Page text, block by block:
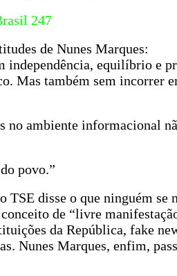
247
de Nunes Marques:
independência, equilíbrio e
Mas também sem incorrer
no ambiente informacional
povo.”
TSE disse o que ninguém
de “livre
da República, fake
Nunes Marques, enfim,